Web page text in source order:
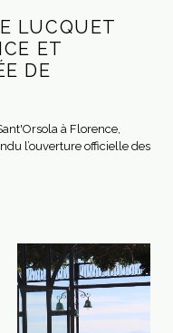
LUCQUET
ET
DE
à Florence,
l’ouverture officielle des